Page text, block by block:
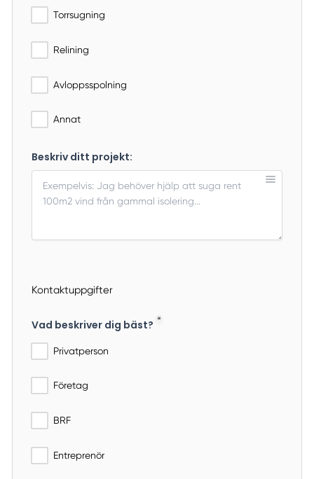
Torrsugning
Relining
Avloppsspolning
Annat
Beskriv ditt projekt:
Kontaktuppgifter
Vad beskriver dig bäst?
Privatperson
Företag
BRF
Entreprenör